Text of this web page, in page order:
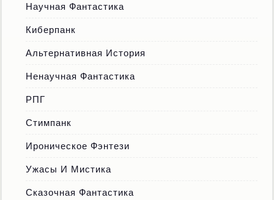
Научная Фантастика
Киберпанк
Альтернативная История
Ненаучная Фантастика
РПГ
Стимпанк
Ироническое Фэнтези
Ужасы И Мистика
Сказочная Фантастика